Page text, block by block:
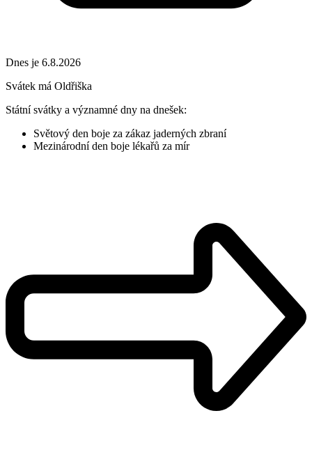
Dnes je 6.8.2026
Svátek má Oldřiška
Státní svátky a významné dny na dnešek:
Světový den boje za zákaz jaderných zbraní
Mezinárodní den boje lékařů za mír